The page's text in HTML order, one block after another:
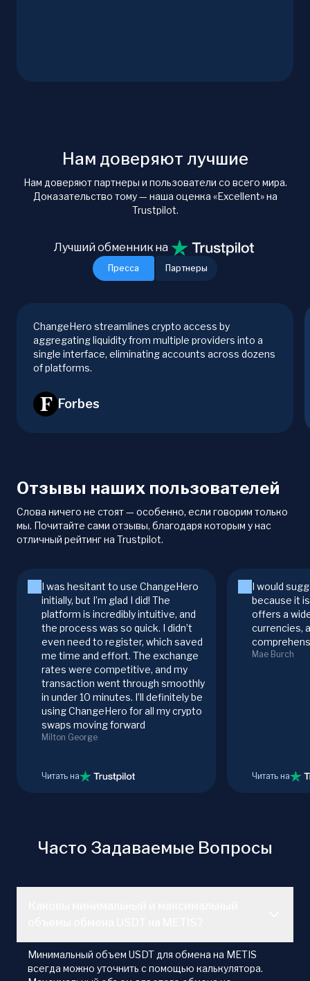
Нам доверяют лучшие
Нам доверяют партнеры и пользователи со всего мира.
Доказательство тому — наша оценка «Excellent» на
Trustpilot.
Пресса Партнеры
Лучший обменник на
ChangeHero streamlines crypto access by
aggregating liquidity from multiple providers into a
single interface, eliminating accounts across dozens
of platforms.
Forbes
Отзывы наших пользователей
Слова ничего не стоят — особенно, если говорим только
мы. Почитайте сами отзывы, благодаря которым у нас
отличный рейтинг на Trustpilot.
I was hesitant to use ChangeHero
initially, but I’m glad I did! The
platform is incredibly intuitive, and
the process was so quick. I didn’t
even need to register, which saved
me time and effort. The exchange
rates were competitive, and my
transaction went through smoothly
in under 10 minutes. I’ll definitely be
using ChangeHero for all my crypto
swaps moving forward
Milton George
Читать на
I would
because it
offers a
currencies,
Mae Burch
Читать на
Часто Задаваемые Вопросы
Минимальный объем USDT для обмена на METIS
всегда можно уточнить с помощью калькулятора.